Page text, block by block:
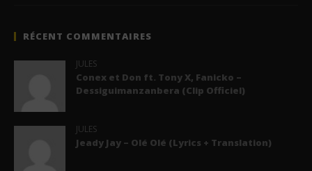
RÉCENT COMMENTAIRES
JULES
Conex et Don ft. Tony X, Fanicko –
Dessiguimanzanbera (Clip Officiel)
JULES
Jeady Jay – Olé Olé (Lyrics + Translation)